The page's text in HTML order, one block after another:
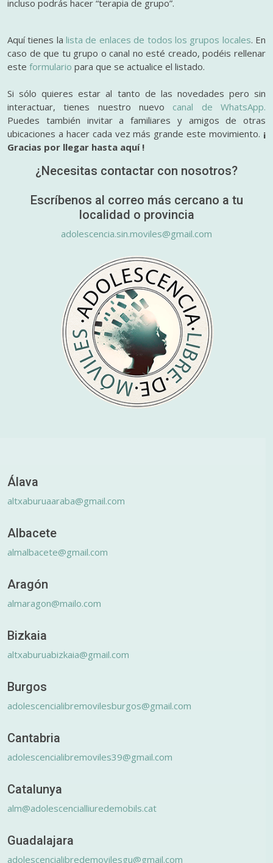
incluso podrás hacer “terapia de grupo”.
Aquí tienes lalista de enlaces de todos los grupos locales. En
caso de que tu grupo o canal no esté creado, podéis rellenar
este formulario para que se actualice el listado.
Si sólo quieres estar al tanto de las novedades pero sin
interactuar, tienes nuestro nuevo canal de WhatsApp.
Puedes también invitar a familiares y amigos de otras
ubicaciones a hacer cada vez más grande este movimiento. ¡
Gracias por llegar hasta aquí !
¿Necesitas contactar con nosotros?
Escríbenos al correo más cercano a tu
localidad o provincia
adolescencia.sin.moviles@gmail.com
Álava
altxaburuaaraba@gmail.com
Albacete
almalbacete@gmail.com
Aragón
almaragon@mailo.com
Bizkaia
altxaburuabizkaia@gmail.com
Burgos
adolescencialibremovilesburgos@gmail.com
Cantabria
adolescencialibremoviles39@gmail.com
Catalunya
alm@adolescencialliuredemobils.cat
Guadalajara
adolescencialibredemovilesgu@gmail.com